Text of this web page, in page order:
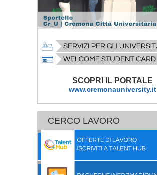
SCOPRI IL PORTALE
www.cremonauniversity.it
CERCO LAVORO